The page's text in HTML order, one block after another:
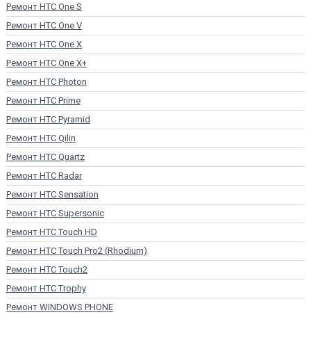
Ремонт HTC One S
Ремонт HTC One V
Ремонт HTC One X
Ремонт HTC One X+
Ремонт HTC Photon
Ремонт HTC Prime
Ремонт HTC Pyramid
Ремонт HTC Qilin
Ремонт HTC Quartz
Ремонт HTC Radar
Ремонт HTC Sensation
Ремонт HTC Supersonic
Ремонт HTC Touch HD
Ремонт HTC Touch Pro2 (Rhodium)
Ремонт HTC Touch2
Ремонт HTC Trophy
Ремонт WINDOWS PHONE